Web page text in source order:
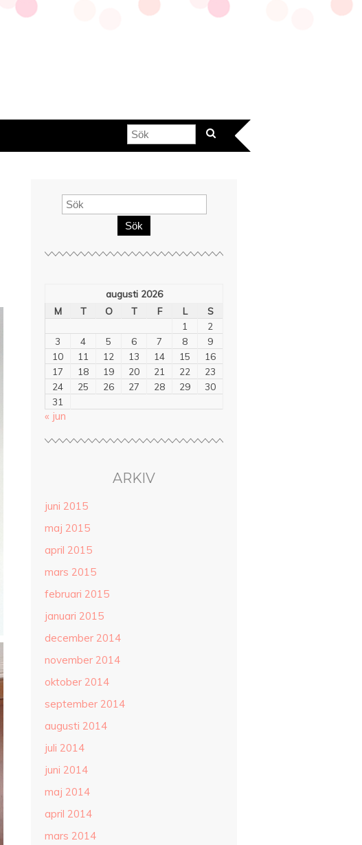
Sök
augusti 2026
M
T O T F L
S
1
2
3
4 5 6 7 8
9
10
11 12 13 14 15
16
17
18 19 20 21 22
23
24
25 26 27 28 29
30
31
« jun
ARKIV
juni 2015
maj 2015
april 2015
mars 2015
februari 2015
januari 2015
december 2014
november 2014
oktober 2014
september 2014
augusti 2014
juli 2014
juni 2014
maj 2014
april 2014
mars 2014